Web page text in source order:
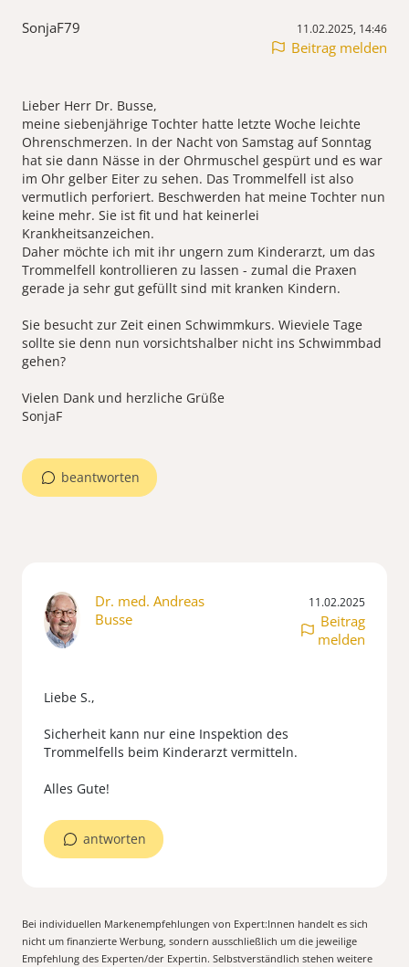
SonjaF79 11.02.2025, 14:46
Beitrag melden
Lieber Herr Dr. Busse,
meine siebenjährige Tochter hatte letzte Woche leichte
Ohrenschmerzen. In der Nacht von Samstag auf Sonntag
hat sie dann Nässe in der Ohrmuschel gespürt und es war
im Ohr gelber Eiter zu sehen. Das Trommelfell ist also
vermutlich perforiert. Beschwerden hat meine Tochter nun
keine mehr. Sie ist fit und hat keinerlei
Krankheitsanzeichen.
Daher möchte ich mit ihr ungern zum Kinderarzt, um das
Trommelfell kontrollieren zu lassen - zumal die Praxen
gerade ja sehr gut gefüllt sind mit kranken Kindern.
Sie besucht zur Zeit einen Schwimmkurs. Wieviele Tage
sollte sie denn nun vorsichtshalber nicht ins Schwimmbad
gehen?
Vielen Dank und herzliche Grüße
SonjaF
beantworten
Dr. med. Andreas
Busse
11.02.2025
Beitrag
melden
Liebe S.,
Sicherheit kann nur eine Inspektion des
Trommelfells beim Kinderarzt vermitteln.
antworten
Bei individuellen Markenempfehlungen von Expert:Innen handelt es sich
nicht um finanzierte Werbung, sondern ausschließlich um die jeweilige
Empfehlung des Experten/der Expertin. Selbstverständlich stehen weitere